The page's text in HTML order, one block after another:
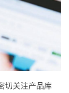
切关注产品库